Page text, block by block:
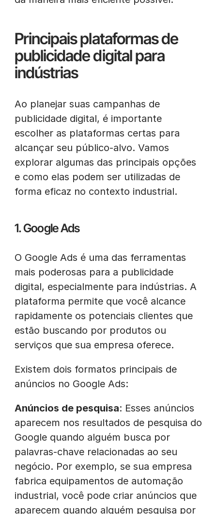
Principais plataformas de
publicidade digital para
indústrias
Ao planejar suas campanhas de
publicidade digital, é importante
escolher as plataformas certas para
alcançar seu público-alvo. Vamos
explorar algumas das principais opções
e como elas podem ser utilizadas de
forma eficaz no contexto industrial.
1. Google Ads
O Google Ads é uma das ferramentas
mais poderosas para a publicidade
digital, especialmente para indústrias. A
plataforma permite que você alcance
rapidamente os potenciais clientes que
estão buscando por produtos ou
serviços que sua empresa oferece.
Existem dois formatos principais de
anúncios no Google Ads:
Anúncios de pesquisa: Esses anúncios
aparecem nos resultados de pesquisa do
Google quando alguém busca por
palavras-chave relacionadas ao seu
negócio. Por exemplo, se sua empresa
fabrica equipamentos de automação
industrial, você pode criar anúncios que
aparecem quando alguém pesquisa por